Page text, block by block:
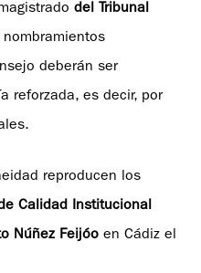
del Tribunal
deberán ser
reforzada, es decir, por
reproducen los
Calidad Institucional
Núñez Feijóo en Cádiz el